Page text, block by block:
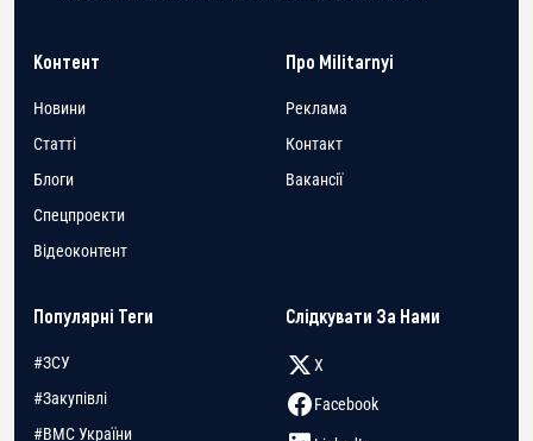
Контент
Новини
Статті
Блоги
Спецпроекти
Відеоконтент
Про Militarnyi
Реклама
Контакт
Вакансії
Популярні Теги
#ЗСУ
#Закупівлі
#ВМС України
Слідкувати За Нами
X
Facebook